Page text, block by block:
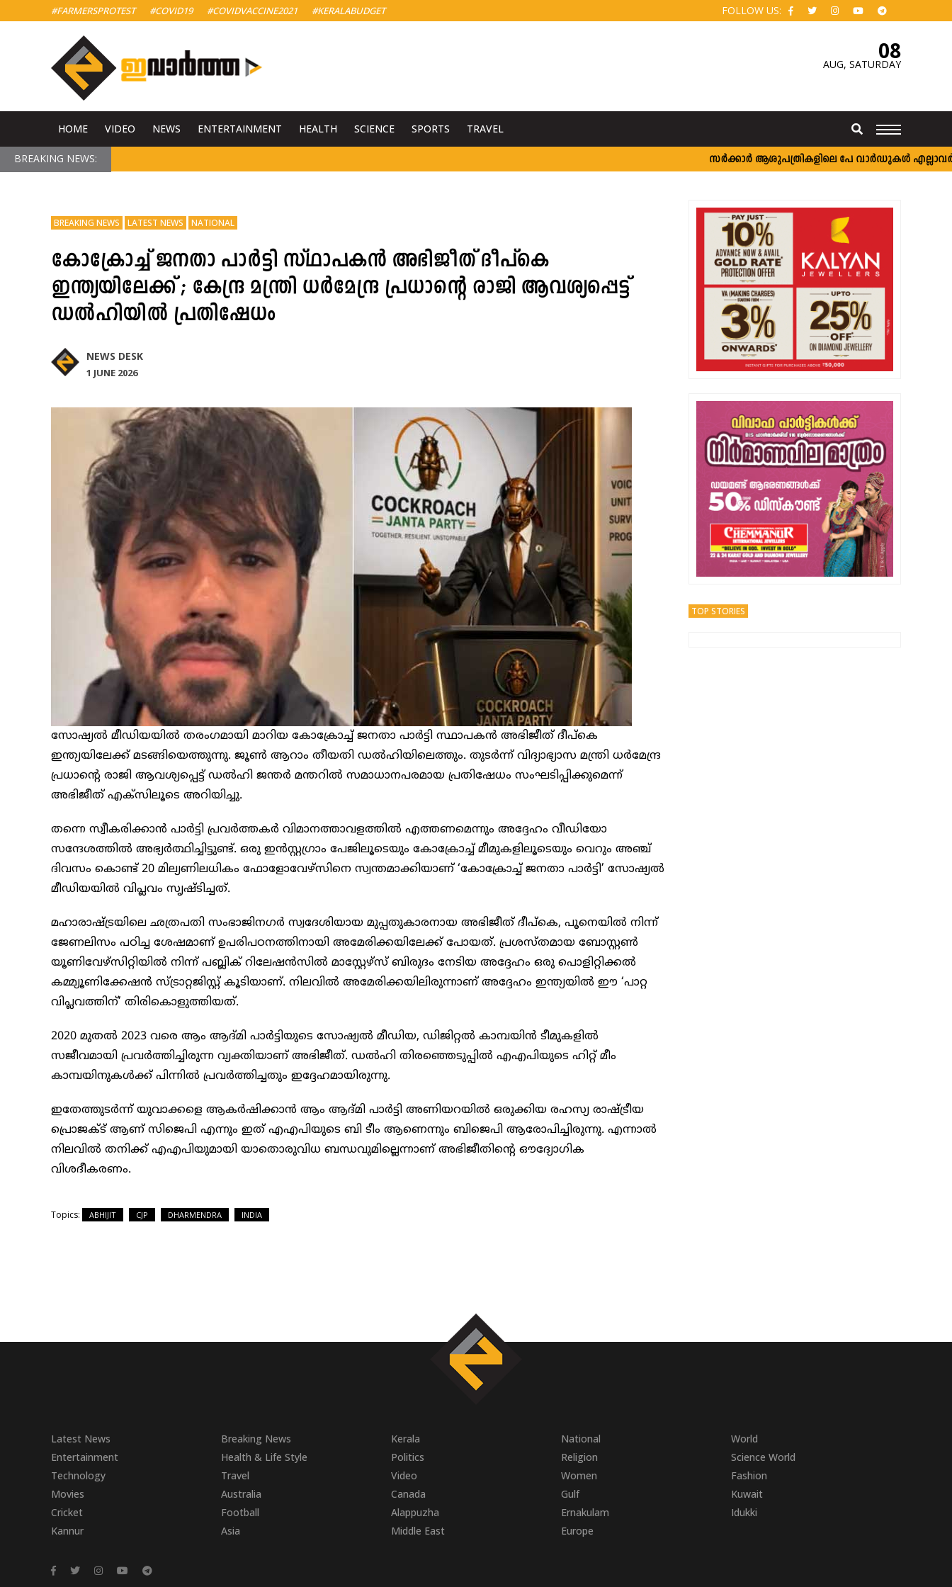
#FARMERSPROTEST #COVID19 #COVIDVACCINE2021 #KERALABUDGET FOLLOW US:
08
AUG, SATURDAY
HOME VIDEO NEWS ENTERTAINMENT HEALTH SCIENCE SPORTS TRAVEL
BREAKING NEWS: സർക്കാർ ആശുപത്രികളിലെ പേ വാർഡുകൾ എല്ലാവർക്കും;
BREAKING NEWS LATEST NEWS NATIONAL
കോക്രോച്ച് ജനതാ പാര്‍ട്ടി സ്ഥാപകന്‍ അഭിജീത് ദീപ്‌കെ
ഇന്ത്യയിലേക്ക് ; കേന്ദ്ര മന്ത്രി ധര്‍മേന്ദ്ര പ്രധാന്റെ രാജി ആവശ്യപ്പെട്ട്
ഡല്‍ഹിയിൽ പ്രതിഷേധം
NEWS DESK
1 JUNE 2026
സോഷ്യല്‍ മീഡിയയില്‍ തരംഗമായി മാറിയ കോക്രോച്ച് ജനതാ പാര്‍ട്ടി സ്ഥാപകന്‍ അഭിജീത് ദീപ്‌കെ
ഇന്ത്യയിലേക്ക് മടങ്ങിയെത്തുന്നു. ജൂണ്‍ ആറാം തീയതി ഡല്‍ഹിയിലെത്തും. തുടര്‍ന്ന് വിദ്യാഭ്യാസ മന്ത്രി ധര്‍മേന്ദ്ര
പ്രധാന്റെ രാജി ആവശ്യപ്പെട്ട് ഡല്‍ഹി ജന്തര്‍ മന്തറില്‍ സമാധാനപരമായ പ്രതിഷേധം സംഘടിപ്പിക്കുമെന്ന്
അഭിജീത് എക്‌സിലൂടെ അറിയിച്ചു.
തന്നെ സ്വീകരിക്കാന്‍ പാര്‍ട്ടി പ്രവര്‍ത്തകര്‍ വിമാനത്താവളത്തില്‍ എത്തണമെന്നും അദ്ദേഹം വീഡിയോ
സന്ദേശത്തില്‍ അഭ്യര്‍ത്ഥിച്ചിട്ടുണ്ട്. ഒരു ഇന്‍സ്റ്റഗ്രാം പേജിലൂടെയും കോക്രോച്ച് മീമുകളിലൂടെയും വെറും അഞ്ച്
ദിവസം കൊണ്ട് 20 മില്യണിലധികം ഫോളോവേഴ്സിനെ സ്വന്തമാക്കിയാണ് ‘കോക്രോച്ച് ജനതാ പാര്‍ട്ടി’ സോഷ്യല്‍
മീഡിയയില്‍ വിപ്ലവം സൃഷ്ടിച്ചത്.
മഹാരാഷ്ട്രയിലെ ഛത്രപതി സംഭാജിനഗര്‍ സ്വദേശിയായ മുപ്പതുകാരനായ അഭിജീത് ദീപ്‌കെ, പൂനെയില്‍ നിന്ന്
ജേണലിസം പഠിച്ച ശേഷമാണ് ഉപരിപഠനത്തിനായി അമേരിക്കയിലേക്ക് പോയത്. പ്രശസ്തമായ ബോസ്റ്റണ്‍
യൂണിവേഴ്‌സിറ്റിയില്‍ നിന്ന് പബ്ലിക് റിലേഷന്‍സില്‍ മാസ്റ്റേഴ്‌സ് ബിരുദം നേടിയ അദ്ദേഹം ഒരു പൊളിറ്റിക്കല്‍
കമ്മ്യൂണിക്കേഷന്‍ സ്ട്രാറ്റജിസ്റ്റ് കൂടിയാണ്. നിലവില്‍ അമേരിക്കയിലിരുന്നാണ് അദ്ദേഹം ഇന്ത്യയില്‍ ഈ ‘പാറ്റ
വിപ്ലവത്തിന്’ തിരികൊളുത്തിയത്.
2020 മുതല്‍ 2023 വരെ ആം ആദ്മി പാര്‍ട്ടിയുടെ സോഷ്യല്‍ മീഡിയ, ഡിജിറ്റല്‍ കാമ്പയിന്‍ ടീമുകളില്‍
സജീവമായി പ്രവര്‍ത്തിച്ചിരുന്ന വ്യക്തിയാണ് അഭിജീത്. ഡല്‍ഹി തിരഞ്ഞെടുപ്പില്‍ എഎപിയുടെ ഹിറ്റ് മീം
കാമ്പയിനുകള്‍ക്ക് പിന്നില്‍ പ്രവര്‍ത്തിച്ചതും ഇദ്ദേഹമായിരുന്നു.
ഇതേത്തുടര്‍ന്ന് യുവാക്കളെ ആകര്‍ഷിക്കാന്‍ ആം ആദ്മി പാര്‍ട്ടി അണിയറയില്‍ ഒരുക്കിയ രഹസ്യ രാഷ്ട്രീയ
പ്രൊജക്ട് ആണ് സിജെപി എന്നും ഇത് എഎപിയുടെ ബി ടീം ആണെന്നും ബിജെപി ആരോപിച്ചിരുന്നു. എന്നാല്‍
നിലവില്‍ തനിക്ക് എഎപിയുമായി യാതൊരുവിധ ബന്ധവുമില്ലെന്നാണ് അഭിജീതിന്റെ ഔദ്യോഗിക
വിശദീകരണം.
Topics: ABHIJIT CJP DHARMENDRA INDIA
TOP STORIES
Latest News Breaking News Kerala National
World
Entertainment
Health & Life Style Politics Religion
Science World
Technology
Travel Video Women
Fashion
Movies
Australia Canada Gulf
Kuwait
Cricket
Football Alappuzha Ernakulam
Idukki
Kannur
Asia Middle East Europe